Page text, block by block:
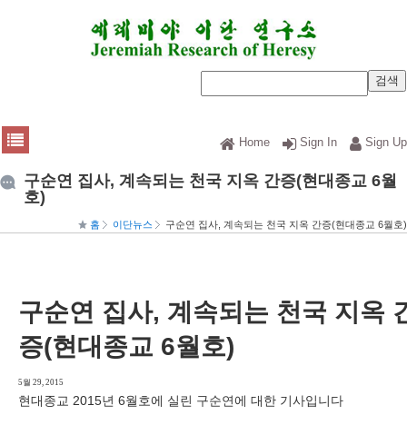
Home Sign In Sign Up
구순연 집사, 계속되는 천국 지옥 간증(현대종교 6월
호)
홈 이단뉴스 구순연 집사, 계속되는 천국 지옥 간증(현대종교 6월호)
구순연 집사, 계속되는 천국 지옥
증(현대종교 6월호)
5월 29, 2015
현대종교 2015년 6월호에 실린 구순연에 대한 기사입니다